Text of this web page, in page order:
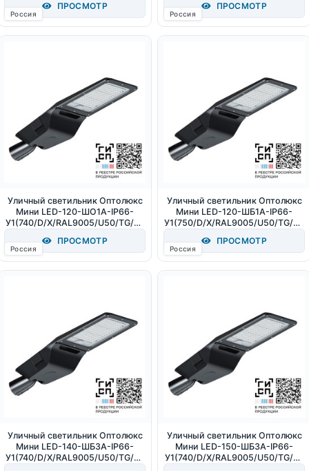
4000К IP66
ПРОСМОТР
Россия
4000К IP66
ПРОСМОТР
Россия
Уличный светильник Оптолюкс
Мини LED-120-ШО1А-IP66-
У1(740/D/X/RAL9005/U50/TG/PR
4000К IP66
ПРОСМОТР
Россия
Уличный светильник Оптолюкс
Мини LED-120-ШБ1А-IP66-
У1(750/D/X/RAL9005/U50/TG/PR
5000К IP66
ПРОСМОТР
Россия
Уличный светильник Оптолюкс
Мини LED-140-ШБ3А-IP66-
У1(740/D/X/RAL9005/U50/TG/PR
Уличный светильник Оптолюкс
Мини LED-150-ШБ3А-IP66-
У1(740/D/X/RAL9005/U50/TG/PR